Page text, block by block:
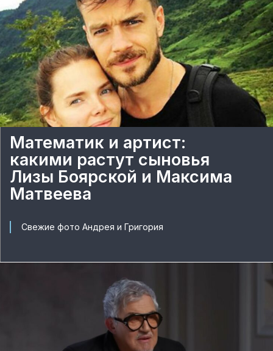
Математик и артист:
какими растут сыновья
Лизы Боярской и Максима
Матвеева
Свежие фото Андрея и Григория